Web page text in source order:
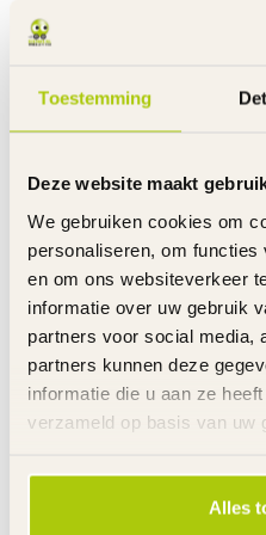
Toestemming
Deze website maakt
We gebruiken cookies om
personaliseren, om
en om ons websiteverkeer
informatie over uw gebruik
partners voor social media,
partners kunnen deze
informatie die u aan ze
verzameld op basis van uw
Alles
Op voorraad
Razor Origineel
Crazy Cart Shift
W25143402003
Op voorraad
RAZOR RIJDEND
Razor Origineel
Crazy Cart ST -
Op voorraad
RAZOR RIJDEND